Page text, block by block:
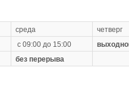
среда четверг
с 09:00 до 15:00
без перерыва